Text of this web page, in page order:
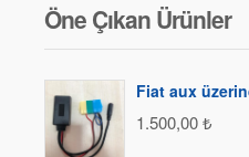
Öne Çıkan Ürünler
Fiat aux
1.500,00₺